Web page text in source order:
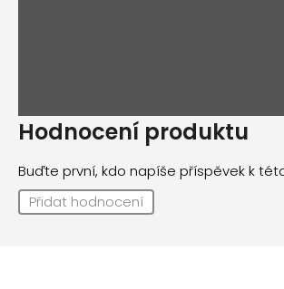
Hodnocení produktu
Buďte první, kdo napíše příspěvek k
Přidat hodnocení